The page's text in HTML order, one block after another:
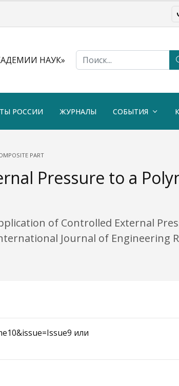
НАУК»
РОССИИ ЖУРНАЛЫ СОБЫТИЯ
PART
Pressure to a
of Controlled External
Journal of Engineering
или